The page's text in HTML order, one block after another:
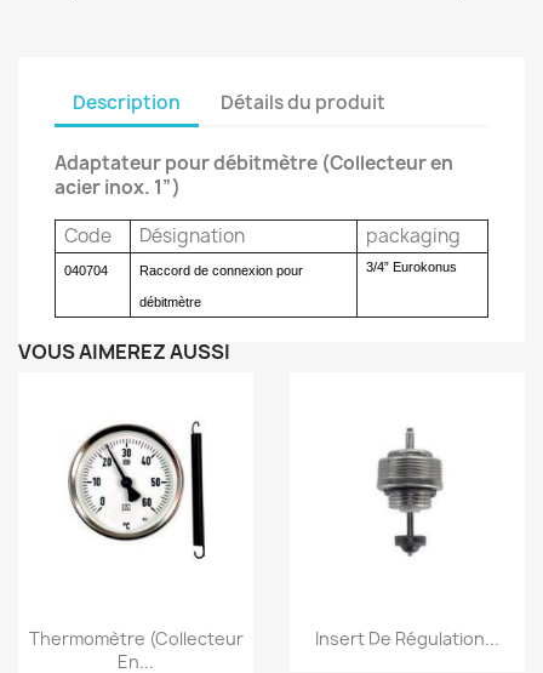
Description Détails du produit
Adaptateur pour débitmètre (Collecteur en
acier inox. 1”)
Code
Désignation packaging
040704 Raccord de connexion pour
débitmètre
3/4” Eurokonus
VOUS AIMEREZ AUSSI
Aperçu rapide
Thermomètre (Collecteur
En...
Aperçu rapide
Insert De Régulation...